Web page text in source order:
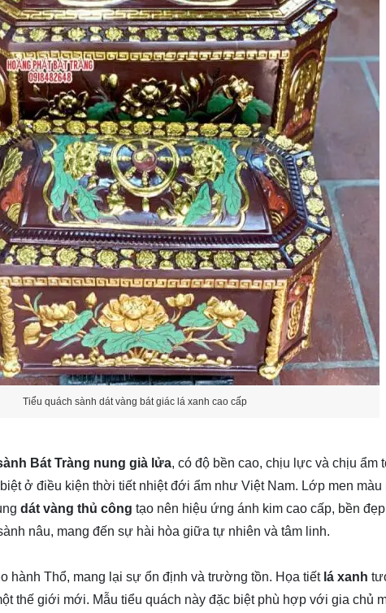
Tiểu quách sành dát vàng bát giác lá xanh cao cấp
Bát Tràng nung già lửa, có độ bền cao, chịu lực và chịu ẩm
ở điều kiện thời tiết nhiệt đới ẩm như Việt Nam. Lớp men
dát vàng thủ công tạo nên hiệu ứng ánh kim cao cấp, bền
nâu, mang đến sự hài hòa giữa tự nhiên và tâm linh.
hành Thổ, mang lại sự ổn định và trường tồn. Họa tiết lá xanh
thế giới mới. Mẫu tiểu quách này đặc biệt phù hợp với gia chủ